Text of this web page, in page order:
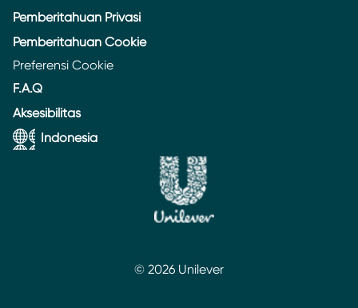
Pemberitahuan Privasi
Pemberitahuan Cookie
Preferensi Cookie
F.A.Q
Aksesibilitas
Indonesia
© 2026 Unilever